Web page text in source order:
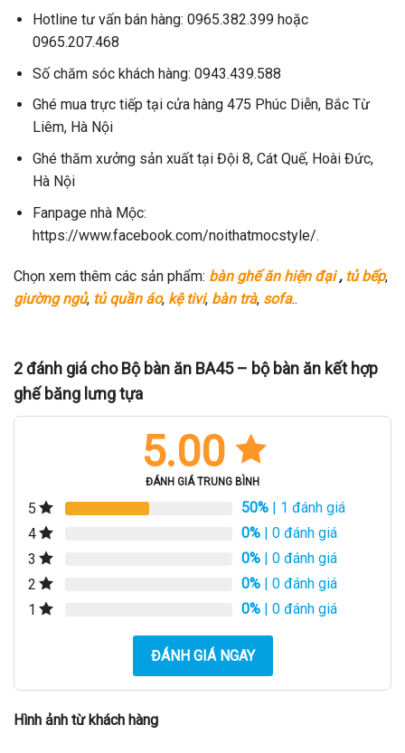
Hotline tư vấn bán hàng: 0965.382.399 hoặc
0965.207.468
Số chăm sóc khách hàng: 0943.439.588
Ghé mua trực tiếp tại cửa hàng 475 Phúc Diễn, Bắc Từ
Liêm, Hà Nội
Ghé thăm xưởng sản xuất tại Đội 8, Cát Quế, Hoài Đức,
Hà Nội
Fanpage nhà Mộc:
https://www.facebook.com/noithatmocstyle/.
Chọn xem thêm các sản phẩm: bàn ghế ăn hiện đại, tủ bếp,
giường ngủ, tủ quần áo, kệ tivi, bàn trà, sofa..
2 đánh giá choBộ bàn ăn BA45 – bộ bàn ăn kết hợp
ghế băng lưng tựa
5.00
ĐÁNH GIÁ TRUNG BÌNH
5 50% | 1 đánh giá
4
0% | 0 đánh giá
3
0% | 0 đánh giá
2
0% | 0 đánh giá
1
0% | 0 đánh giá
ĐÁNH GIÁ NGAY
Hình ảnh từ khách hàng